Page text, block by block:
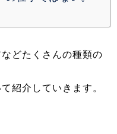
どたくさんの種類の
紹介していきます。